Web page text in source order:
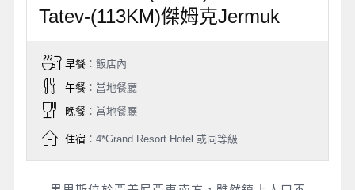
Tatev-(113KM)傑姆克Jermuk
早餐：飯店內
午餐：當地餐廳
晚餐：當地餐廳
住宿：4*Grand Resort Hotel 或同等級